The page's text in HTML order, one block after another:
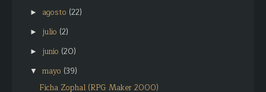
► agosto (22)
► julio (2)
► junio (20)
▼ mayo (39)
Ficha Zophal (RPG Maker 2000)